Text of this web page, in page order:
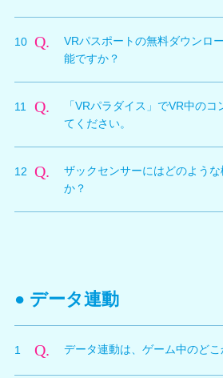
ンスモードで装備する必要があ
※「謎のサイレントフィギュ
ュア」の効果は装備している
版と同様に製品版でもVRパス
ります。価格は基本無料版と同
ペーンの詳細はコチラ
10 Q.
VRパスポートの無料ダウンロ
能ですか？
ることができません。
※「キャラクター使用権」や「
ります。
11 Q.
「VRパラダイス」でVR中の
てください。
ローラーで以下の操作ができま
視点移動 ○ボタ
フィルムの終了 Ｒ２
謎のサイレントフィギュ
謎のサウンドフィギュ
※装備していない状態でも「ＶＲパラダ
12 Q.
ザックセンサーにはどのよう
か？
ックコンパスを起動する機能
● データ連動
1 Q. データ連動は、ゲーム中のど